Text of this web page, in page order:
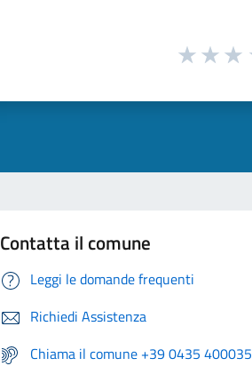
Contatta il comune
Leggi le domande frequenti
Richiedi Assistenza
Chiama il comune +39 0435 400035